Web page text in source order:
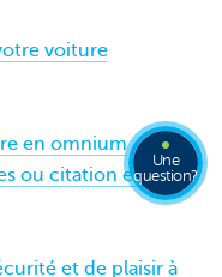
voiture
en omnium
ou citation en
et de plaisir à
Une
question?